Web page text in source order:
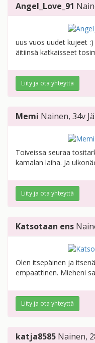
Angel_Love_91
uus vuos uudet kujeet
äitiinsä katkaisseet
Liity ja ota yhteyttä
Memi Nainen, 34v
Toiveissa seuraa
kamalan laiha. Ja
Liity ja ota yhteyttä
Katsotaan ens
Olen itsepäinen ja
empaattinen. Mieheni
Liity ja ota yhteyttä
katja8585 Nainen,